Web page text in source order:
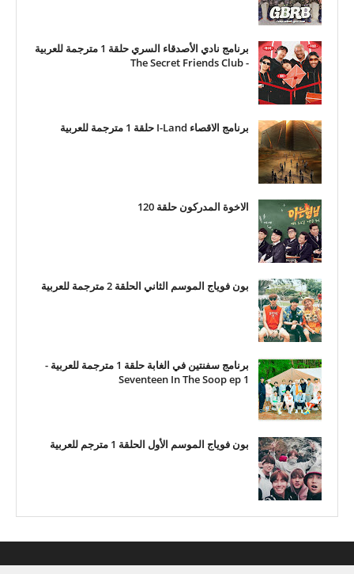
برنامج نادي الأصدقاء السري حلقة 1 مترجمة للعربية
- The Secret Friends Club
برنامج الاقصاء I-Land حلقة 1 مترجمة للعربية
الاخوة المدركون حلقة 120
بون فوياج الموسم الثاني الحلقة 2 مترجمة للعربية
برنامج سفنتين في الغابة حلقة 1 مترجمة للعربية -
Seventeen In The Soop ep 1
بون فوياج الموسم الأول الحلقة 1 مترجم للعربية